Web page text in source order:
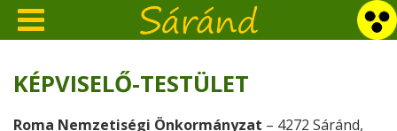
KÉPVISELŐ-TESTÜLET
Roma Nemzetiségi Önkormányzat – 4272 Sáránd,